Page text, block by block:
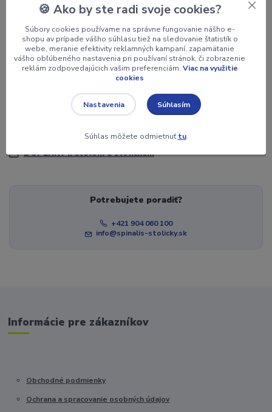
v: 52cm x š: 39cm x h: 55cm,
váha: 18kg,
univerzálne kolieska s brzdou,
zabezpečené proti prevrhnutiu,
2x zásuvka, uzamykateľná,
ZÁRUKA 5 ROKOV,
Tovar zaradený v kategóriách
DOPLNKY k stolom a stoličkám
Potrebujete poradiť?
+421 904 060 100
info@spinalis-stolicky.sk
Informácie pre zákazníkov
Obchodné podmienky
Ochrana a spracovanie osobných údajov
🍪 Ako by ste radi svoje cookies?
Súbory cookies používame na správne fungovanie nášho e-
shopu av prípade vášho súhlasu tiež na sledovanie štatistík o
webe, meranie efektivity reklamných kampaní, zapamätanie
vášho obľúbeného nastavenia pri používaní stránok, či zobrazenie
reklám zodpovedajúcich vašim preferenciám. Viac na využitie
cookies
Nastavenia Súhlasím
Súhlas môžete odmietnuťtu.